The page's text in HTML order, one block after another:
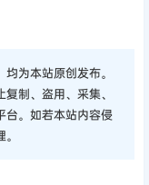
为本站原创发布。
制、盗用、采集、
台。如若本站内容侵